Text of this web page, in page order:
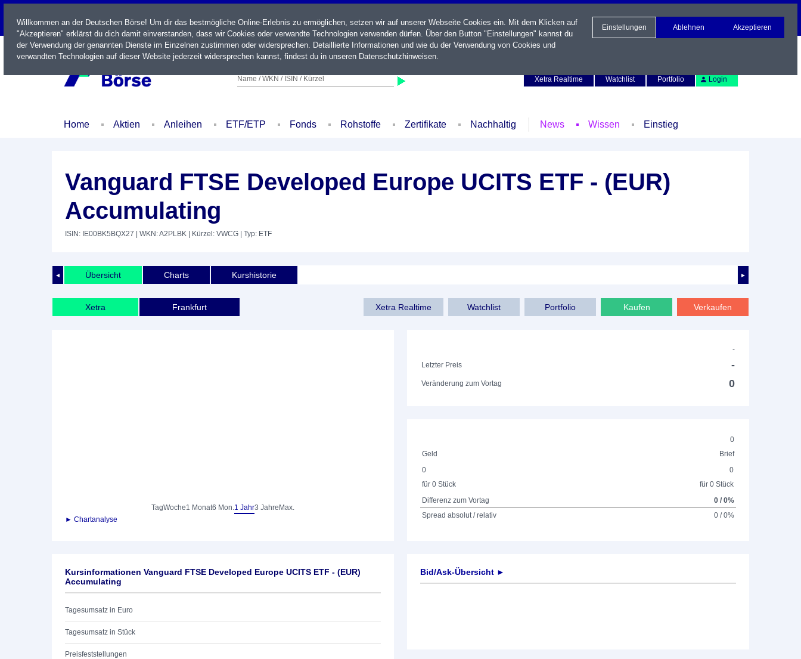
LIVE
Name / WKN / ISIN / Kürzel
Xetra Realtime
Watchlist Portfolio Login
Home Aktien Anleihen ETF/ETP Fonds Rohstoffe Zertifikate Nachhaltig News Wissen Einstieg
Vanguard FTSE Developed Europe UCITS ETF - (EUR)
Accumulating
ISIN: IE00BK5BQX27 | WKN: A2PLBK | Kürzel: VWCG | Typ: ETF
◄ ►
Übersicht Charts Kurshistorie
Xetra Frankfurt Xetra Realtime Watchlist Portfolio Kaufen Verkaufen
TagWoche1 Monat6 Mon.1 Jahr3 Jahre Max.
► Chartanalyse
-
Letzter Preis
-
Veränderung zum Vortag 0
0
Geld
Brief
0
für 0 Stück
0
für 0 Stück
Differenz zum Vortag
0 / 0%
Spread absolut / relativ
0 / 0%
Kursinformationen Vanguard FTSE Developed Europe UCITS ETF - (EUR)
Accumulating
Tagesumsatz in Euro
Tagesumsatz in Stück
Preisfeststellungen
Bid/Ask-Übersicht ►
Willkommen an der Deutschen Börse! Um dir das bestmögliche Online-Erlebnis zu ermöglichen, setzen wir auf unserer Webseite Cookies ein. Mit dem Klicken auf
"Akzeptieren" erklärst du dich damit einverstanden, dass wir Cookies oder verwandte Technologien verwenden dürfen. Über den Button "Einstellungen" kannst du
der Verwendung der genannten Dienste im Einzelnen zustimmen oder widersprechen. Detaillierte Informationen und wie du der Verwendung von Cookies und
verwandten Technologien auf dieser Website jederzeit widersprechen kannst, findest du in unseren Datenschutzhinweisen.
Einstellungen Ablehnen Akzeptieren